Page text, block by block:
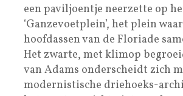
een paviljoentje neerzette op
‘Ganzevoetplein’, het plein
hoofdassen van de Floriade
Het zwarte, met klimop
van Adams onderscheidt zich
modernistische driehoeks-